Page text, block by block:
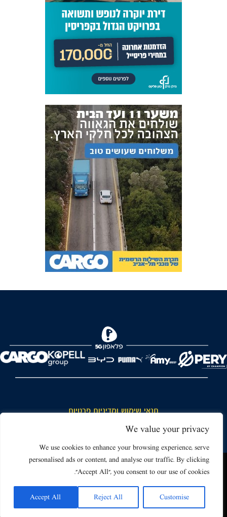
We value your privacy
We use cookies to enhance your browsing experience, serve
personalised ads or content, and analyse our traffic. By clicking
"Accept All", you consent to our use of cookies.
Customise
Reject All
Accept All
תנאי שימוש ומדיניות פרטיות
כללי כניסה והתנהגות באצטדיון ותנאי שימוש בכרטיסים
דרושים
צור קשר
Powered by
האתר שאתה גולש בו עשוי להשתמש בעוגיות (קוקיז) ובטכנולוגיות דומות.
על ידי כניסה לאתר אתה מאשר את תנאי השימוש הכוללים שימוש בעוגיות
(קוקיז).
אישור